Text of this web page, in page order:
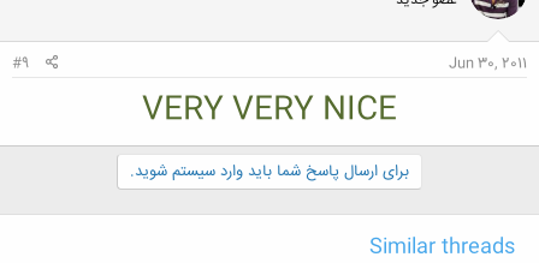
Jun 30, 2011
#9
VERY VERY NICE
برای ارسال پاسخ شما باید وارد سیستم شوید.
Similar threads